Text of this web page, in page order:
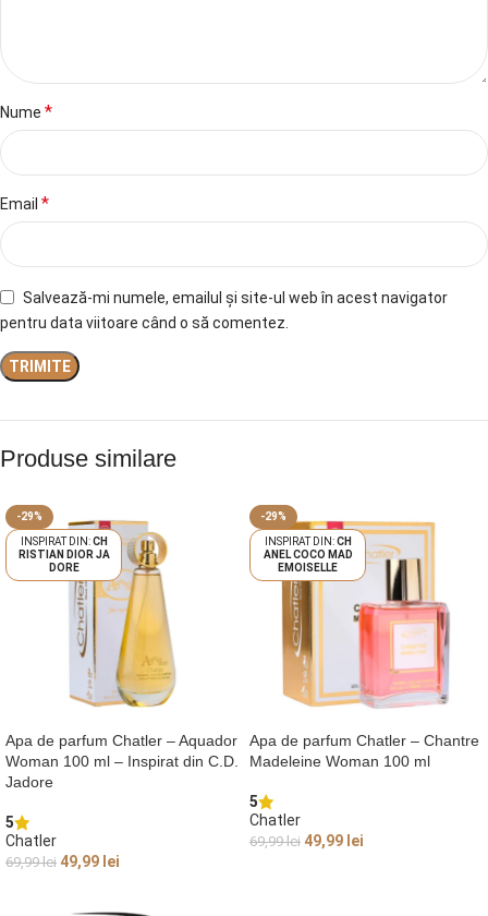
Nume *
Email *
Salvează-mi numele, emailul și site-ul web în acest navigator
pentru data viitoare când o să comentez.
Produse similare
-29%
CH
RISTIAN DIOR JA
DORE
Apa de parfum Chatler – Aquador
Woman 100 ml – Inspirat din C.D.
Jadore
5
Chatler
69,99lei 49,99 lei
-29%
CH
ANEL COCO MAD
EMOISELLE
Apa de parfum Chatler – Chantre
Madeleine Woman 100 ml
5
Chatler
69,99lei 49,99 lei